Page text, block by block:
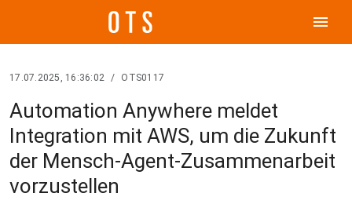
menu
17.07.2025, 16:36:02 / OTS0117
Automation Anywhere meldet
Integration mit AWS, um die Zukunft
der Mensch-Agent-Zusammenarbeit
vorzustellen